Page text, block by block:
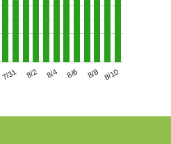
7/31 8/2 8/4 8/6 8/8 8/10